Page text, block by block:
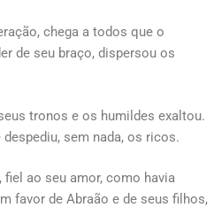
chega a todos que o
de seu braço, dispersou os
tronos e os humildes exaltou.
sem nada, os ricos.
ao seu amor, como havia
favor de Abraão e de seus filhos,